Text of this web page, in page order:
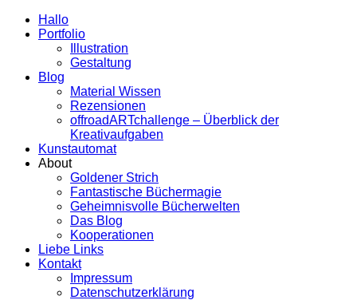
Hallo
Portfolio
Illustration
Gestaltung
Blog
Material Wissen
Rezensionen
offroadARTchallenge – Überblick der
Kreativaufgaben
Kunstautomat
About
Goldener Strich
Fantastische Büchermagie
Geheimnisvolle Bücherwelten
Das Blog
Kooperationen
Liebe Links
Kontakt
Impressum
Datenschutzerklärung